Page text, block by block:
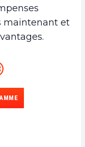
maintenant et